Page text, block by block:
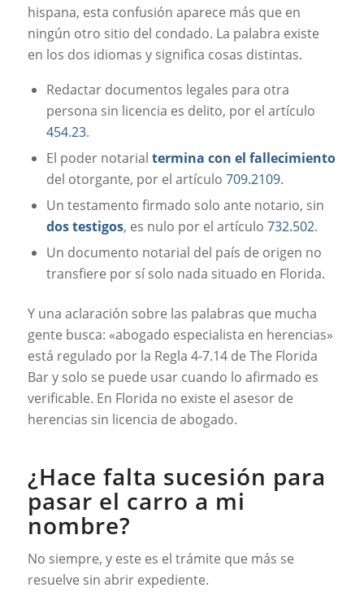
hispana, esta confusión aparece más que en
ningún otro sitio del condado. La palabra existe
en los dos idiomas y significa cosas distintas.
Redactar documentos legales para otra
persona sin licencia es delito, por el artículo
454.23.
El poder notarial termina con el fallecimiento
del otorgante, por el artículo 709.2109.
Un testamento firmado solo ante notario, sin
dos testigos, es nulo por el artículo 732.502.
Un documento notarial del país de origen no
transfiere por sí solo nada situado en Florida.
Y una aclaración sobre las palabras que mucha
gente busca: «abogado especialista en herencias»
está regulado por la Regla 4-7.14 de The Florida
Bar y solo se puede usar cuando lo afirmado es
verificable. En Florida no existe el asesor de
herencias sin licencia de abogado.
¿Hace falta sucesión para
pasar el carro a mi
nombre?
No siempre, y este es el trámite que más se
resuelve sin abrir expediente.